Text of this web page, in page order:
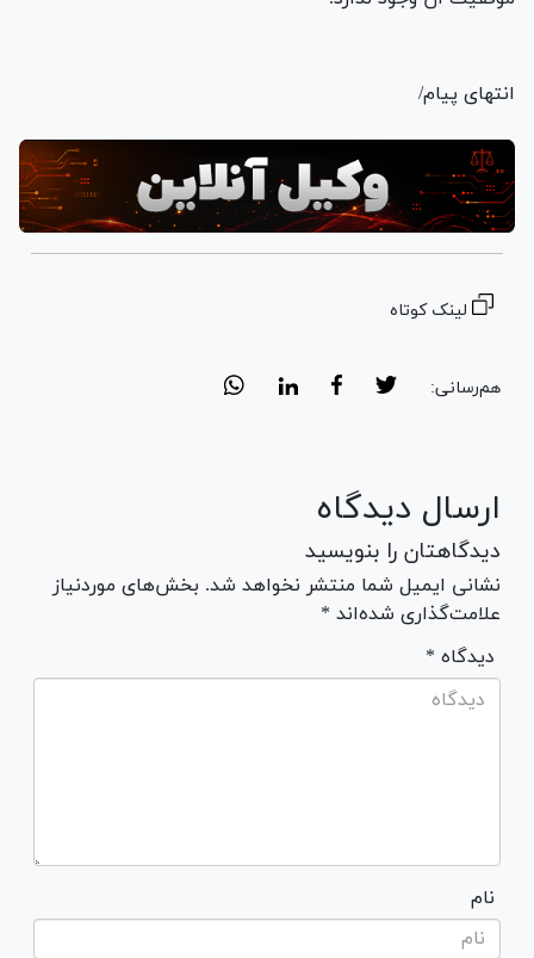
انتهای پیام/
لینک کوتاه
هم‌رسانی:
ارسال دیدگاه
دیدگاهتان را بنویسید
نشانی ایمیل شما منتشر نخواهد شد. بخش‌های موردنیاز
علامت‌گذاری شده‌اند *
* دیدگاه
نام